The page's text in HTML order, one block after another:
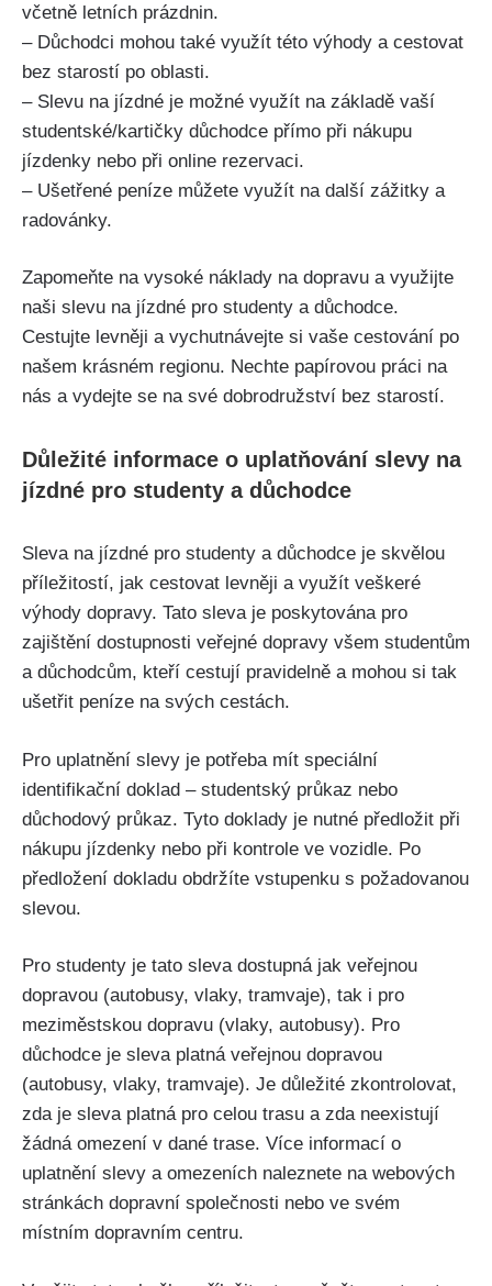
včetně letních prázdnin.
– Důchodci mohou také ⁤využít této výhody a cestovat
bez ⁢starostí po oblasti.
– Slevu⁤ na jízdné je možné ⁣využít na základě vaší
studentské/kartičky důchodce ⁤přímo při nákupu
jízdenky ‌nebo při ‌online rezervaci.
– Ušetřené ‌peníze⁤ můžete využít ‍na ​další zážitky a
radovánky.
Zapomeňte na vysoké ⁤náklady na‌ dopravu a využijte
naši slevu⁣ na jízdné pro studenty ‍a důchodce.
Cestujte levněji a vychutnávejte si ‍vaše⁢ cestování po
našem krásném⁢ regionu. Nechte papírovou⁤ práci na
nás a vydejte se ​na své dobrodružství bez‌ starostí.
Důležité informace o uplatňování slevy ​na
jízdné pro studenty ‌a ⁢důchodce
Sleva na jízdné ‌pro studenty a důchodce je skvělou
příležitostí, jak​ cestovat levněji a využít veškeré
⁢výhody dopravy. Tato sleva je⁤ poskytována ‍pro
‌zajištění dostupnosti veřejné dopravy všem studentům
a důchodcům, kteří cestují pravidelně a mohou si ⁤tak
ušetřit peníze⁣ na svých cestách.
Pro ⁣uplatnění slevy ​je​ potřeba‍ mít speciální‍
identifikační ⁤doklad – studentský průkaz nebo
důchodový průkaz. Tyto doklady ⁣je nutné ⁢předložit při
nákupu jízdenky⁤ nebo ‍při ‌kontrole ve ⁢vozidle. Po
předložení dokladu obdržíte⁢ vstupenku s požadovanou
slevou. ⁤
Pro studenty je tato sleva dostupná‍ jak veřejnou
dopravou (autobusy,​ vlaky, ⁣tramvaje), ⁤tak i⁣ pro
meziměstskou dopravu (vlaky, ‍autobusy).⁢ Pro
důchodce ⁢je sleva platná veřejnou‌ dopravou
(autobusy, vlaky, tramvaje). Je důležité zkontrolovat,
zda je sleva platná ​pro‌ celou trasu a zda neexistují⁣
žádná ​omezení v‍ dané trase.‌ Více ‌informací o⁢
uplatnění​ slevy a omezeních naleznete​ na⁤ webových‌
stránkách ​dopravní ⁤společnosti nebo ve svém
místním dopravním⁤ centru.